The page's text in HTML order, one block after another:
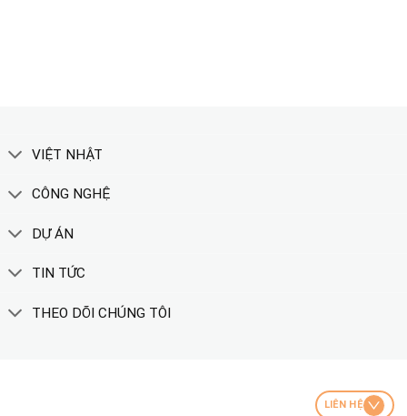
VIỆT NHẬT
CÔNG NGHỆ
DỰ ÁN
TIN TỨC
THEO DÕI CHÚNG TÔI
LIÊN HỆ